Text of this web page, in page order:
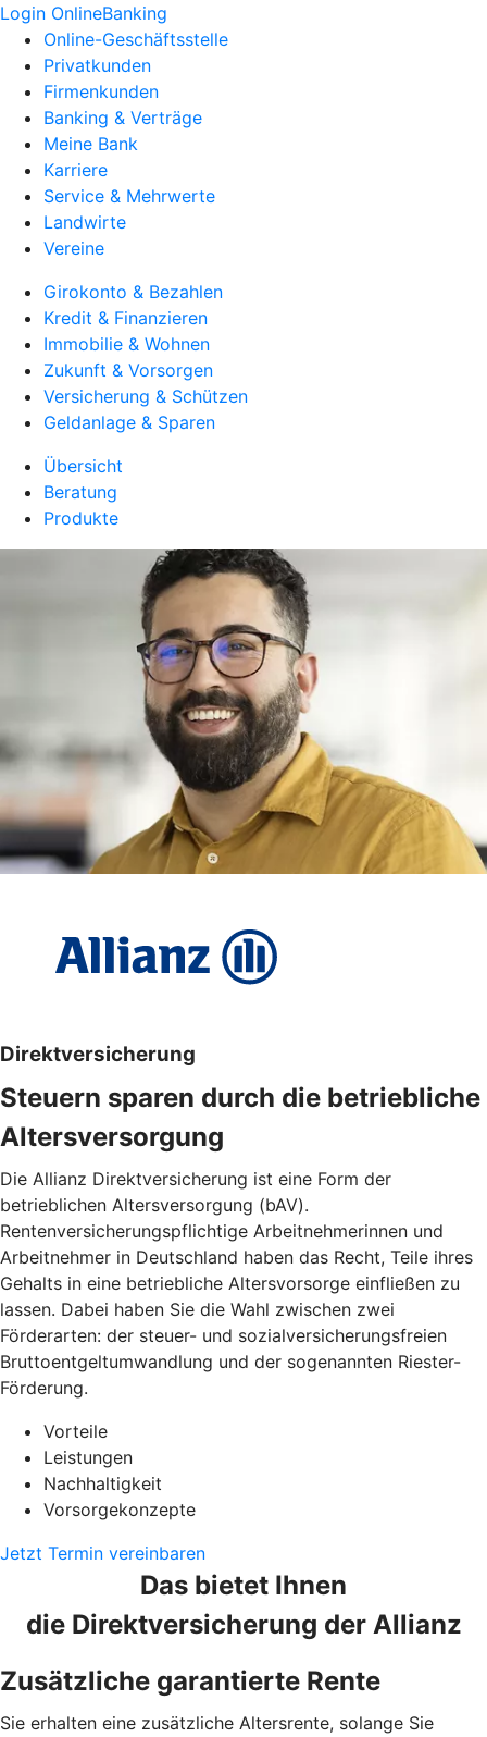
Login OnlineBanking
Online-Geschäftsstelle
Privatkunden
Firmenkunden
Banking & Verträge
Meine Bank
Karriere
Service & Mehrwerte
Landwirte
Vereine
Girokonto & Bezahlen
Kredit & Finanzieren
Immobilie & Wohnen
Zukunft & Vorsorgen
Versicherung & Schützen
Geldanlage & Sparen
Übersicht
Beratung
Produkte
Direktversicherung
Steuern sparen durch die betriebliche
Altersversorgung
Die Allianz Direktversicherung ist eine Form der
betrieblichen Altersversorgung (bAV).
Rentenversicherungspflichtige Arbeitnehmerinnen und
Arbeitnehmer in Deutschland haben das Recht, Teile ihres
Gehalts in eine betriebliche Altersvorsorge einfließen zu
lassen. Dabei haben Sie die Wahl zwischen zwei
Förderarten: der steuer- und sozialversicherungsfreien
Bruttoentgeltumwandlung und der sogenannten Riester-
Förderung.
Vorteile
Leistungen
Nachhaltigkeit
Vorsorgekonzepte
Jetzt Termin vereinbaren
Das bietet Ihnen
die Direktversicherung der Allianz
Zusätzliche garantierte Rente
Sie erhalten eine zusätzliche Altersrente, solange Sie